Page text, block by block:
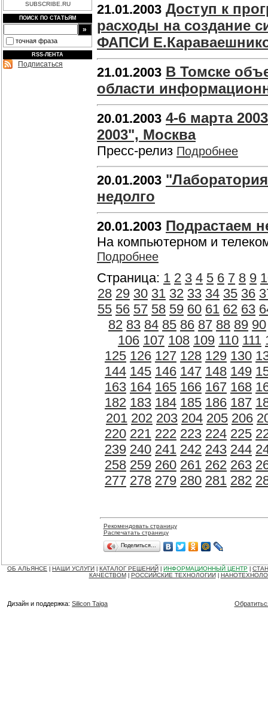
SUBSCRIBE.RU
ПОИСК ПО СТАТЬЯМ
точная фраза
RSS-ЛЕНТА
Подписаться
21.01.2003 Доступ к
расходы на создание
ФАПСИ
21.01.2003 В Томске
области
20.01.2003 4-6 марта
2003", Москва
Пресс-релиз Подробнее
20.01.2003
недолго
20.01.2003 Подрастаем
На компьютерном и
Подробнее
Страница: 1 2 3 4 5 6 7 8 9
28 29 30 31 32 33 34 35 36
55 56 57 58 59 60 61 62 63
82 83 84 85 86 87 88 89 90
106 107 108 109 110 111
125 126 127 128 129 130
144 145 146 147 148 149
163 164 165 166 167 168
182 183 184 185 186 187
201 202 203 204 205 206
220 221 222 223 224 225
239 240 241 242 243 244
258 259 260 261 262 263
277 278 279 280 281 282
Рекомендовать страницу
Распечатать страницу
Поделиться…
ОБ АЛЬЯНСЕ НАШИ УСЛУГИ КАТАЛОГ РЕШЕНИЙ ИНФОРМАЦИОННЫЙ ЦЕНТР
КАЧЕСТВОМ
РОССИЙСКИЕ ТЕХНОЛОГИИ
Дизайн и поддержка: Silicon Taiga